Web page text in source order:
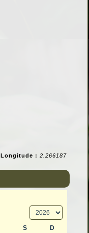
Longitude : 2.266187